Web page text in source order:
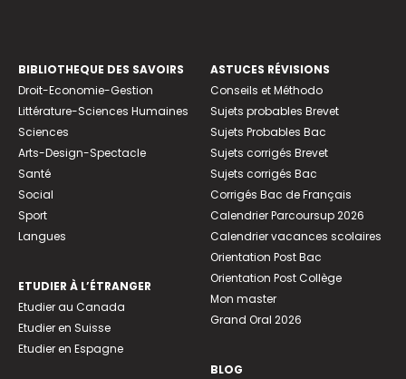
BIBLIOTHEQUE DES SAVOIRS
Droit-Economie-Gestion
Littérature-Sciences Humaines
Sciences
Arts-Design-Spectacle
Santé
Social
Sport
Langues
ETUDIER À L’ÉTRANGER
Etudier au Canada
Etudier en Suisse
Etudier en Espagne
ASTUCES RÉVISIONS
Conseils et Méthodo
Sujets probables Brevet
Sujets Probables Bac
Sujets corrigés Brevet
Sujets corrigés Bac
Corrigés Bac de Français
Calendrier Parcoursup 2026
Calendrier vacances scolaires
Orientation Post Bac
Orientation Post Collège
Mon master
Grand Oral 2026
BLOG